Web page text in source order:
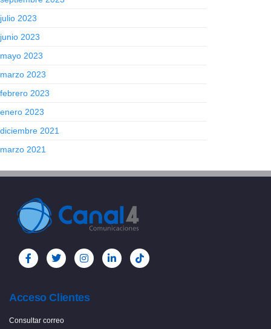
julio 2023
junio 2023
mayo 2023
marzo 2023
febrero 2023
enero 2023
diciembre 2021
marzo 2021
Acceso Clientes
Consultar correo